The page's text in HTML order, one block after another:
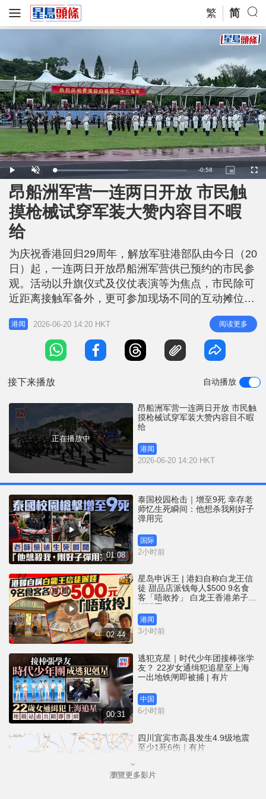
繁 简
P
l
a
y
U
n
m
u
t
e
L
o
a
d
:
5
R
e
m
n
n
-0:58
P
i
c
t
u
r
e
i
c
t
r
e
F
u
昂船洲军营一连两日开放 市民触
摸枪械试穿军装大赞内容目不暇
给
为庆祝香港回归29周年，解放军驻港部队由今日（20
日）起，一连两日开放昂船洲军营供已预约的市民参
观。活动以升旗仪式及仪仗表演等为焦点，市民除可
近距离接触军备外，更可参加现场不同的互动摊位。
有市民带同子女入场参观，大赞活动内容「目不暇
给」。 军营设互动摊位 供市民体验军备 《星岛》记
者于今早8时半抵达昂船洲军营，现场已有近百名市
民排队等候入场。今日首日开放的活动包括国旗仪
港闻 2026-06-20 14:20 HKT 阅读更多
接下来播放 自动播放
正在播放中
昂船洲军营一连两日开放 市民触
摸枪械试穿军装大赞内容目不暇
给
港闻
2026-06-20 14:20 HKT
01:08
泰国校园枪击｜增至9死 幸存老
师忆生死瞬间：他想杀我刚好子
弹用完
国际
2小时前
02:44
星岛申诉王 | 港妇自称白龙王信
徒 甜品店派钱每人$500 9名食
客「唔敢拎」 白龙王香港弟子亲
解谜团
港闻
3小时前
00:31
逃犯克星｜时代少年团接棒张学
友？ 22岁女通缉犯追星至上海
一出地铁闸即被捕 | 有片
中国
6小时前
四川宜宾市高县发生4.9级地震
至少1死6伤｜有片
中国
瀏覽更多影片